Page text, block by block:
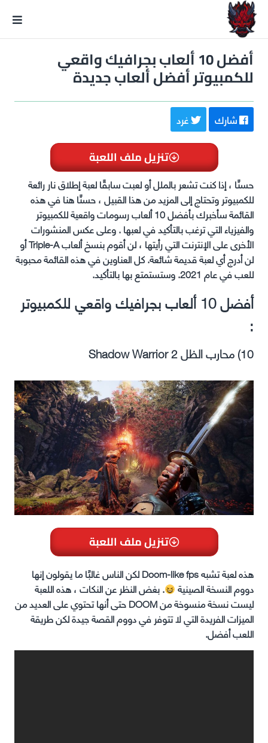
أفضل 10 ألعاب بجرافيك واقعي
للكمبيوتر أفضل ألعاب جديدة
شارك غرد
تنزيل ملف اللعبة
حسنًا ، إذا كنت تشعر بالملل أو لعبت سابقًا لعبة إطلاق نار رائعة
للكمبيوتر وتحتاج إلى المزيد من هذا القبيل ، حسنًا هنا في هذه
القائمة سأخبرك بأفضل 10 ألعاب رسومات واقعية للكمبيوتر
والفيزياء التي ترغب بالتأكيد في لعبها . وعلى عكس المنشورات
الأخرى على الإنترنت التي رأيتها ، لن أقوم بنسخ ألعاب Triple-A أو
لن أدرج أي لعبة قديمة شائعة. كل العناوين في هذه القائمة محبوبة
للعب في عام 2021. وستستمتع بها بالتأكيد.
أفضل 10 ألعاب بجرافيك واقعي للكمبيوتر
:
10) محارب الظل Shadow Warrior 2
تنزيل ملف اللعبة
هذه لعبة تشبه Doom-like fps لكن الناس غالبًا ما يقولون إنها
دووم النسخة الصينية
. بغض النظر عن النكات ، هذه اللعبة
ليست نسخة منسوخة من DOOM حتى أنها تحتوي على العديد من
الميزات الفريدة التي لا تتوفر في دووم القصة جيدة لكن طريقة
اللعب أفضل.